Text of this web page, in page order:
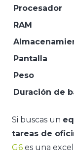
Procesador
RAM
Pantalla
Peso
Duración de
Si buscas un
tareas de
G6 es una